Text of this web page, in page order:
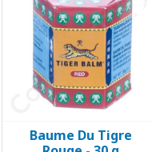
Aperçu rapide
Baume Du Tigre